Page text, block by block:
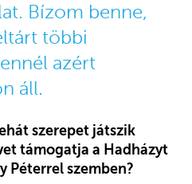
Bízom benne,
többi
azért
áll.
szerepet játszik
támogatja a Hadházyt
Péterrel szemben?